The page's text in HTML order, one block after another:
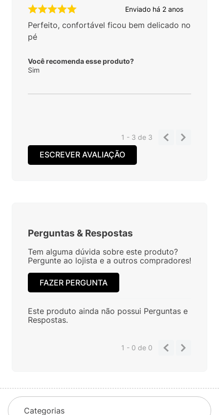
Enviado há 2 anos
Perfeito, confortável ficou bem delicado no
pé
Você recomenda esse produto?
Sim
1 - 3de 3
ESCREVER AVALIAÇÃO
Perguntas & Respostas
Tem alguma dúvida sobre este produto?
Pergunte ao lojista e a outros compradores!
FAZER PERGUNTA
Este produto ainda não possui Perguntas e
Respostas.
1 - 0de 0
Categorias